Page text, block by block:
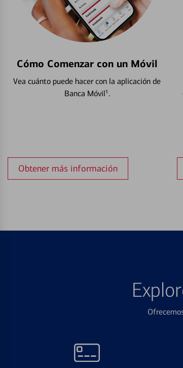
Cómo Comenzar con un Móvil
Vea cuánto puede hacer con la aplicación de
Banca Móvil¹.
Obtener más información